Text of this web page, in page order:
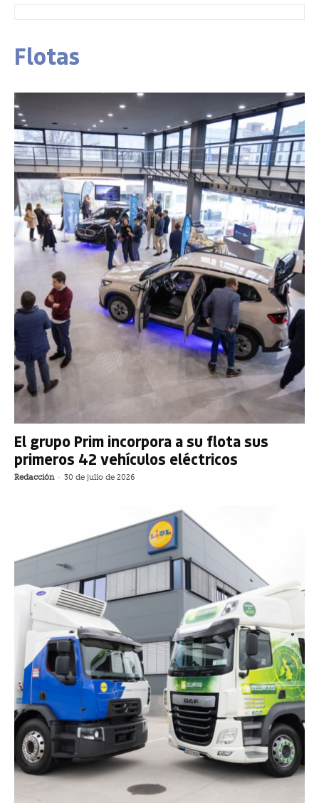
Flotas
El grupo Prim incorpora a su flota sus
primeros 42 vehículos eléctricos
Redacción - 30 de julio de 2026